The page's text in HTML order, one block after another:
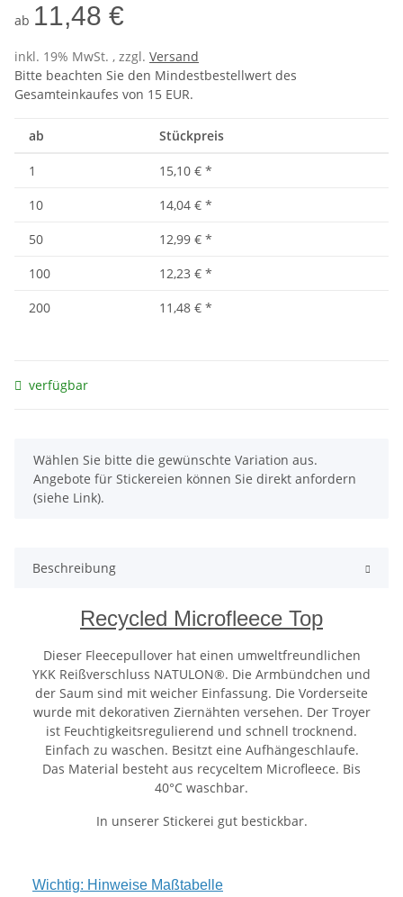
ab 11,48 €
inkl. 19% MwSt. , zzgl. Versand
Bitte beachten Sie den Mindestbestellwert des
Gesamteinkaufes von 15 EUR.
ab Stückpreis
1 15,10 € *
10
14,04 € *
50
12,99 € *
100
12,23 € *
200
11,48 € *
verfügbar
x
Wählen Sie bitte die gewünschte Variation aus.
Angebote für Stickereien können Sie direkt anfordern
(siehe Link).
Beschreibung
Recycled Microfleece Top
Dieser Fleecepullover hat einen umweltfreundlichen
YKK Reißverschluss NATULON®. Die Armbündchen und
der Saum sind mit weicher Einfassung. Die Vorderseite
wurde mit dekorativen Ziernähten versehen. Der Troyer
ist Feuchtigkeitsregulierend und schnell trocknend.
Einfach zu waschen. Besitzt eine Aufhängeschlaufe.
Das Material besteht aus recyceltem Microfleece. Bis
40°C waschbar.
In unserer Stickerei gut bestickbar.
Wichtig: Hinweise Maßtabelle